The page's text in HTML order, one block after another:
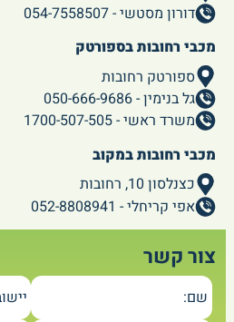
דורון מסטשי - 054-7558507
מכבי רחובות בספורטק
ספורטק רחובות
גל בנימין - 050-666-9686
משרד ראשי - 1700-507-505
מכבי רחובות במקוב
כצנלסון 10, רחובות
אפי קריחלי - 052-8808941
צור קשר
שם: